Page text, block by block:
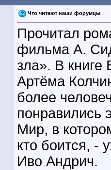
Что читают наши форумцы
Прочитал
фильма А.
зла». В книге
Артёма
более
понравились
Мир, в
кто боится, -
Иво Андрич.